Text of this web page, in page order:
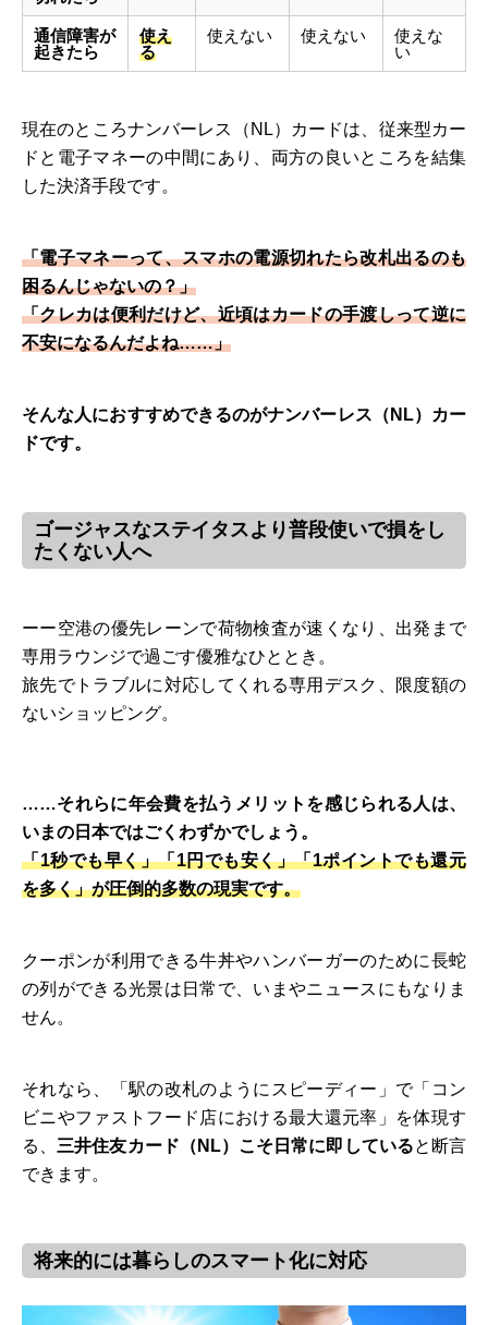
通信障害が
起きたら
使え
る
使えない 使えない
使えな
い
現在のところナンバーレス（NL）カードは、従来型カー
ドと電子マネーの中間にあり、両方の良いところを結集
した決済手段です。
「電子マネーって、スマホの電源切れたら改札出るのも
困るんじゃないの？」
「クレカは便利だけど、近頃はカードの手渡しって逆に
不安になるんだよね……」
そんな人におすすめできるのがナンバーレス（NL）カー
ドです。
ゴージャスなステイタスより普段使いで損をし
たくない人へ
ーー空港の優先レーンで荷物検査が速くなり、出発まで
専用ラウンジで過ごす優雅なひととき。
旅先でトラブルに対応してくれる専用デスク、限度額の
ないショッピング。
……それらに年会費を払うメリットを感じられる人は、
いまの日本ではごくわずかでしょう。
「1秒でも早く」「1円でも安く」「1ポイントでも還元
を多く」が圧倒的多数の現実です。
クーポンが利用できる牛丼やハンバーガーのために長蛇
の列ができる光景は日常で、いまやニュースにもなりま
せん。
それなら、「駅の改札のようにスピーディー」で「コン
ビニやファストフード店における最大還元率」を体現す
る、三井住友カード（NL）こそ日常に即していると断言
できます。
将来的には暮らしのスマート化に対応